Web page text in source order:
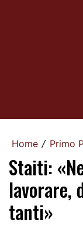
Home / Primo
Staiti:
lavorare,
tanti»